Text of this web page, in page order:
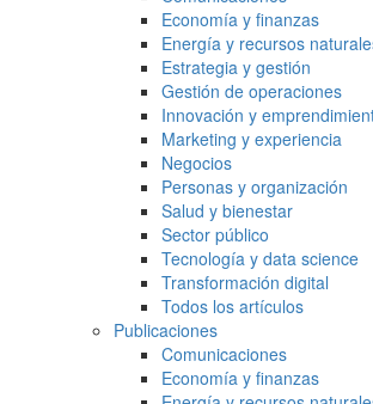
Economía y finanzas
Energía y recursos
Estrategia y gestión
Gestión de operaciones
Innovación y
Marketing y experiencia
Negocios
Personas y organización
Salud y bienestar
Sector público
Tecnología y data science
Transformación digital
Todos los artículos
Publicaciones
Comunicaciones
Economía y finanzas